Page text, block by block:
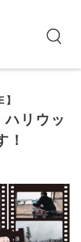
リウッ
！